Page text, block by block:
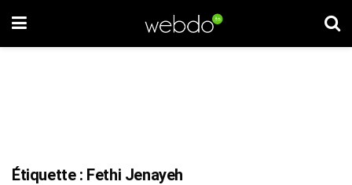
Étiquette : Fethi Jenayeh